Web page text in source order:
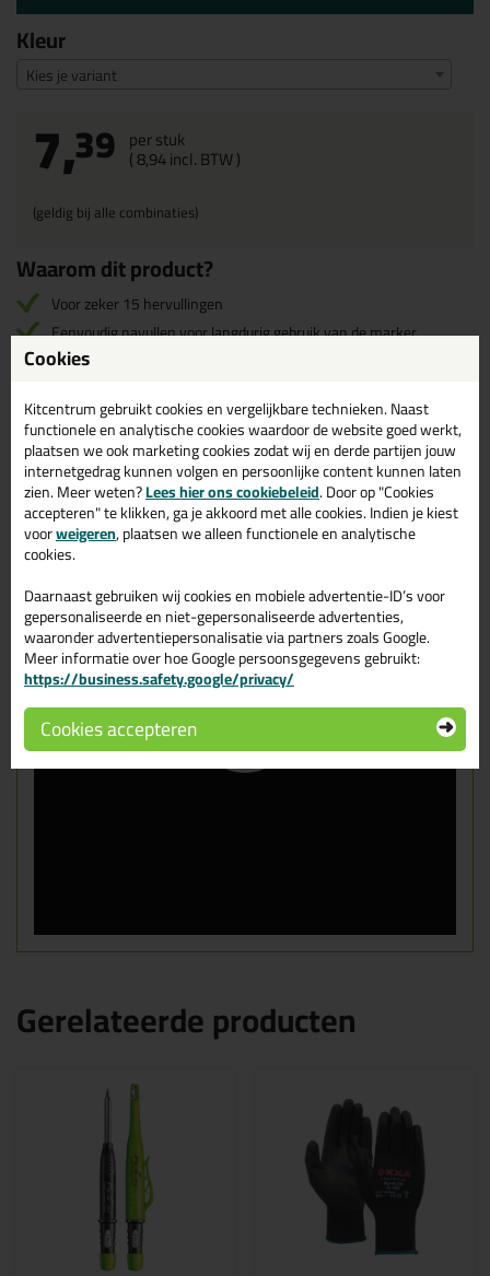
Kleur
Kies je variant
7,39 per stuk
(8,94incl. BTW )
(geldig bij alle combinaties)
Waarom dit product?
Voor zeker 15 hervullingen
Eenvoudig navullen voor langdurig gebruik van de marker
Inhoud: 25 ml
Omschrijving Video Reviews (0)
Instructievideo Pica Ink navulset
Gerelateerde producten
Cookies
Kitcentrum gebruikt cookies en vergelijkbare technieken. Naast
functionele en analytische cookies waardoor de website goed werkt,
plaatsen we ook marketing cookies zodat wij en derde partijen jouw
internetgedrag kunnen volgen en persoonlijke content kunnen laten
zien. Meer weten?Lees hier ons cookiebeleid. Door op "Cookies
accepteren" te klikken, ga je akkoord met alle cookies. Indien je kiest
voorweigeren, plaatsen we alleen functionele en analytische
cookies.
Daarnaast gebruiken wij cookies en mobiele advertentie-ID’s voor
gepersonaliseerde en niet-gepersonaliseerde advertenties,
waaronder advertentiepersonalisatie via partners zoals Google.
Meer informatie over hoe Google persoonsgegevens gebruikt:
https://business.safety.google/privacy/
Cookies accepteren